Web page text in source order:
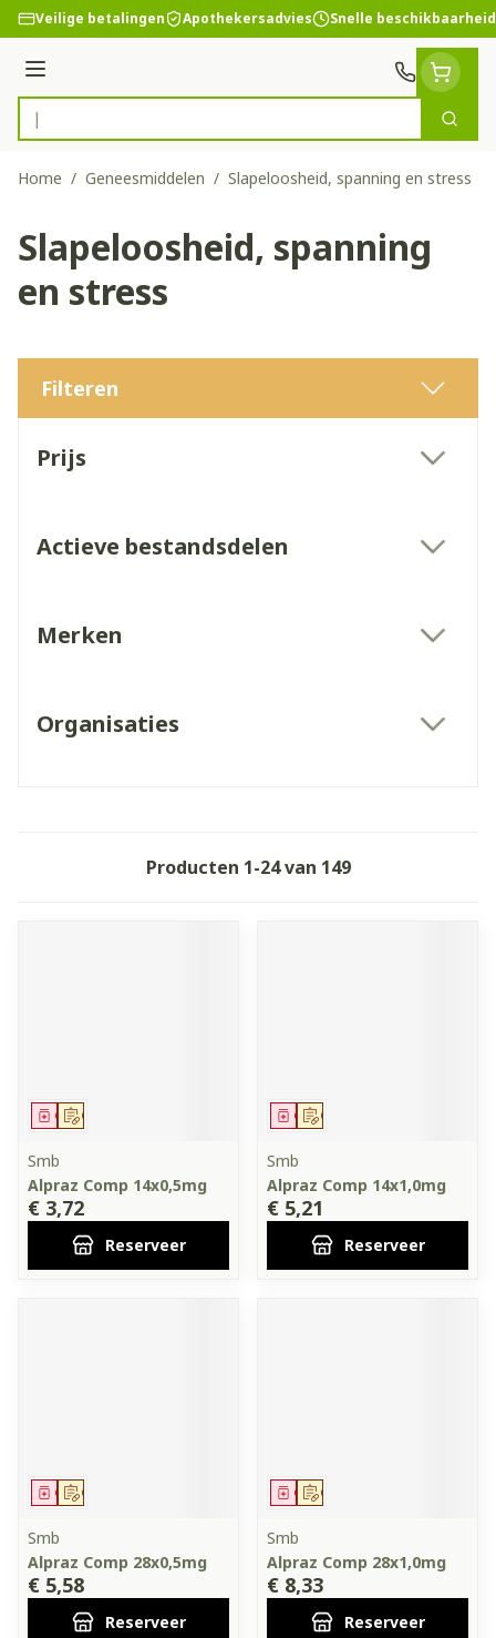
Ga naar de inhoud
Veilige betalingen Apothekersadvies Snelle beschikbaarheid
Menu
Product, merk, categorie...
Zoek
Home / Geneesmiddelen / Slapeloosheid, spanning en stress
Slapeloosheid, spanning
en stress
Filteren
Prijs
Actieve bestandsdelen
Merken
Organisaties
Producten 1-24van 149
Op voorschrift
Geneesmiddel
Smb
Alpraz Comp 14x0,5mg
€ 3,72
Reserveer
Op voorschrift
Geneesmiddel
Smb
Alpraz Comp 14x1,0mg
€ 5,21
Reserveer
Op voorschrift
Geneesmiddel
Smb
Alpraz Comp 28x0,5mg
€ 5,58
Reserveer
Op voorschrift
Geneesmiddel
Smb
Alpraz Comp 28x1,0mg
€ 8,33
Reserveer